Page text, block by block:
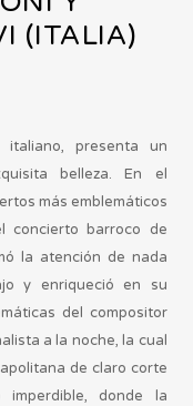
(ITALIA)
presenta un
belleza. En el
más emblemáticos
concierto barroco de
la atención de nada
y enriqueció en su
del compositor
a la noche, la cual
de claro corte
imperdible, donde la